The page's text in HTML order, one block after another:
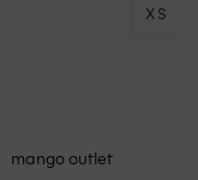
XS
mango outlet